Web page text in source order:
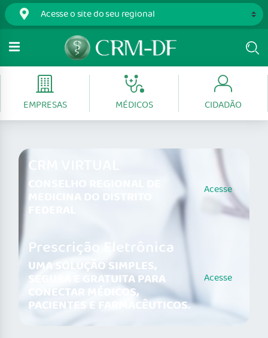
EMPRESAS MÉDICOS CIDADÃO
CRM VIRTUAL
CONSELHO REGIONAL DE
MEDICINA DO DISTRITO Acesse
Prescrição Eletrônica
UMA SOLUÇÃO SIMPLES,
SEGURA E GRATUITA PARA
CONECTAR MÉDICOS,
PACIENTES E FARMACÊUTICOS.
Acesse